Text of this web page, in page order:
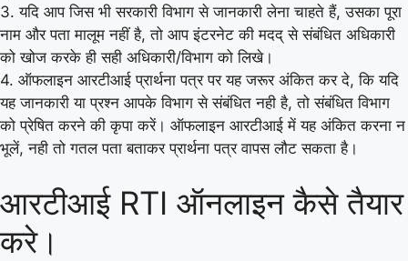
3. यदि आप जिस भी सरकारी विभाग से जानकारी लेना चाहते हैं, उसका पूरा
नाम और पता मालूम नहीं है, तो आप इंटरनेट की मदद् से संबंधित अधिकारी
को खोज करके ही सही अधिकारी/विभाग को लिखे।
4. ऑफलाइन आरटीआई प्रार्थना पत्र पर यह जरूर अंकित कर दे, कि यदि
यह जानकारी या प्रश्न आपके विभाग से संबंधित नही है, तो संबंधित विभाग
को प्रेषित करने की कृपा करें। ऑफलाइन आरटीआई में यह अंकित करना न
भूलें, नही तो गतल पता बताकर प्रार्थना पत्र वापस लौट सकता है।
आरटीआई RTI ऑनलाइन कैसे तैयार
करे।